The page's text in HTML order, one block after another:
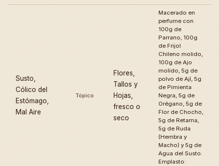
Susto,
Cólico del
Estómago,
Mal Aire
Tópico
Flores,
Tallos y
Hojas,
fresco o
seco
Macerado en
perfume con
100g de
Parrano, 100g
de Frijol
Chileno molido,
100g de Ajo
molido, 5g de
polvo de Ají, 5g
de Pimienta
Negra, 5g de
Orégano, 5g de
Flor de Chocho,
5g de Retama,
5g de Ruda
(Hembra y
Macho) y 5g de
Agua del Susto.
Emplasto: